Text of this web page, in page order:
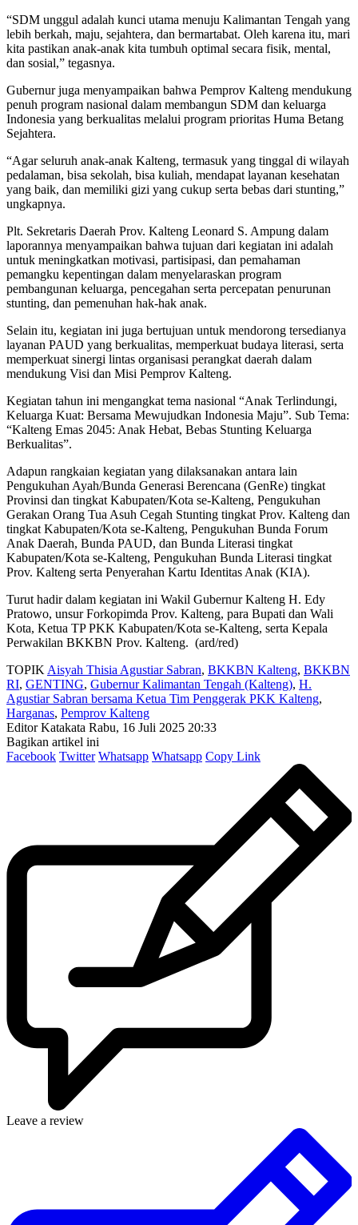
“SDM unggul adalah kunci utama menuju Kalimantan Tengah yang
lebih berkah, maju, sejahtera, dan bermartabat. Oleh karena itu, mari
kita pastikan anak-anak kita tumbuh optimal secara fisik, mental,
dan sosial,” tegasnya.
Gubernur juga menyampaikan bahwa Pemprov Kalteng mendukung
penuh program nasional dalam membangun SDM dan keluarga
Indonesia yang berkualitas melalui program prioritas Huma Betang
Sejahtera.
“Agar seluruh anak-anak Kalteng, termasuk yang tinggal di wilayah
pedalaman, bisa sekolah, bisa kuliah, mendapat layanan kesehatan
yang baik, dan memiliki gizi yang cukup serta bebas dari stunting,”
ungkapnya.
Plt. Sekretaris Daerah Prov. Kalteng Leonard S. Ampung dalam
laporannya menyampaikan bahwa tujuan dari kegiatan ini adalah
untuk meningkatkan motivasi, partisipasi, dan pemahaman
pemangku kepentingan dalam menyelaraskan program
pembangunan keluarga, pencegahan serta percepatan penurunan
stunting, dan pemenuhan hak-hak anak.
Selain itu, kegiatan ini juga bertujuan untuk mendorong tersedianya
layanan PAUD yang berkualitas, memperkuat budaya literasi, serta
memperkuat sinergi lintas organisasi perangkat daerah dalam
mendukung Visi dan Misi Pemprov Kalteng.
Kegiatan tahun ini mengangkat tema nasional “Anak Terlindungi,
Keluarga Kuat: Bersama Mewujudkan Indonesia Maju”. Sub Tema:
“Kalteng Emas 2045: Anak Hebat, Bebas Stunting Keluarga
Berkualitas”.
Adapun rangkaian kegiatan yang dilaksanakan antara lain
Pengukuhan Ayah/Bunda Generasi Berencana (GenRe) tingkat
Provinsi dan tingkat Kabupaten/Kota se-Kalteng, Pengukuhan
Gerakan Orang Tua Asuh Cegah Stunting tingkat Prov. Kalteng dan
tingkat Kabupaten/Kota se-Kalteng, Pengukuhan Bunda Forum
Anak Daerah, Bunda PAUD, dan Bunda Literasi tingkat
Kabupaten/Kota se-Kalteng, Pengukuhan Bunda Literasi tingkat
Prov. Kalteng serta Penyerahan Kartu Identitas Anak (KIA).
Turut hadir dalam kegiatan ini Wakil Gubernur Kalteng H. Edy
Pratowo, unsur Forkopimda Prov. Kalteng, para Bupati dan Wali
Kota, Ketua TP PKK Kabupaten/Kota se-Kalteng, serta Kepala
Perwakilan BKKBN Prov. Kalteng. (ard/red)
TOPIK Aisyah Thisia Agustiar Sabran, BKKBN Kalteng, BKKBN
RI, GENTING, Gubernur Kalimantan Tengah (Kalteng), H.
Agustiar Sabran bersama Ketua Tim Penggerak PKK Kalteng,
Harganas, Pemprov Kalteng
Editor Katakata Rabu, 16 Juli 2025 20:33
Bagikan artikel ini
Facebook Twitter Whatsapp Whatsapp Copy Link
Leave a review